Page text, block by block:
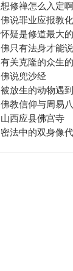
想修禅怎么入定
佛说罪业应报教
怀疑是修道最大
佛只有法身才能
有关克隆的众生
佛说兜沙经
被放生的动物遇
佛教信仰与周易
山西应县佛宫寺
密法中的双身像